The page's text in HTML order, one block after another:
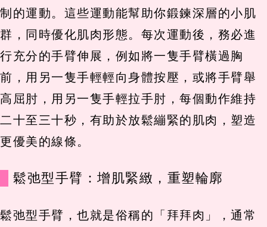
制的運動。這些運動能幫助你鍛鍊深層的小肌
群，同時優化肌肉形態。每次運動後，務必進
行充分的手臂伸展，例如將一隻手臂橫過胸
前，用另一隻手輕輕向身體按壓，或將手臂舉
高屈肘，用另一隻手輕拉手肘，每個動作維持
二十至三十秒，有助於放鬆繃緊的肌肉，塑造
更優美的線條。
鬆弛型手臂：增肌緊緻，重塑輪廓
鬆弛型手臂，也就是俗稱的「拜拜肉」，通常